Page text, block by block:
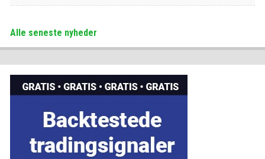
Alle seneste nyheder